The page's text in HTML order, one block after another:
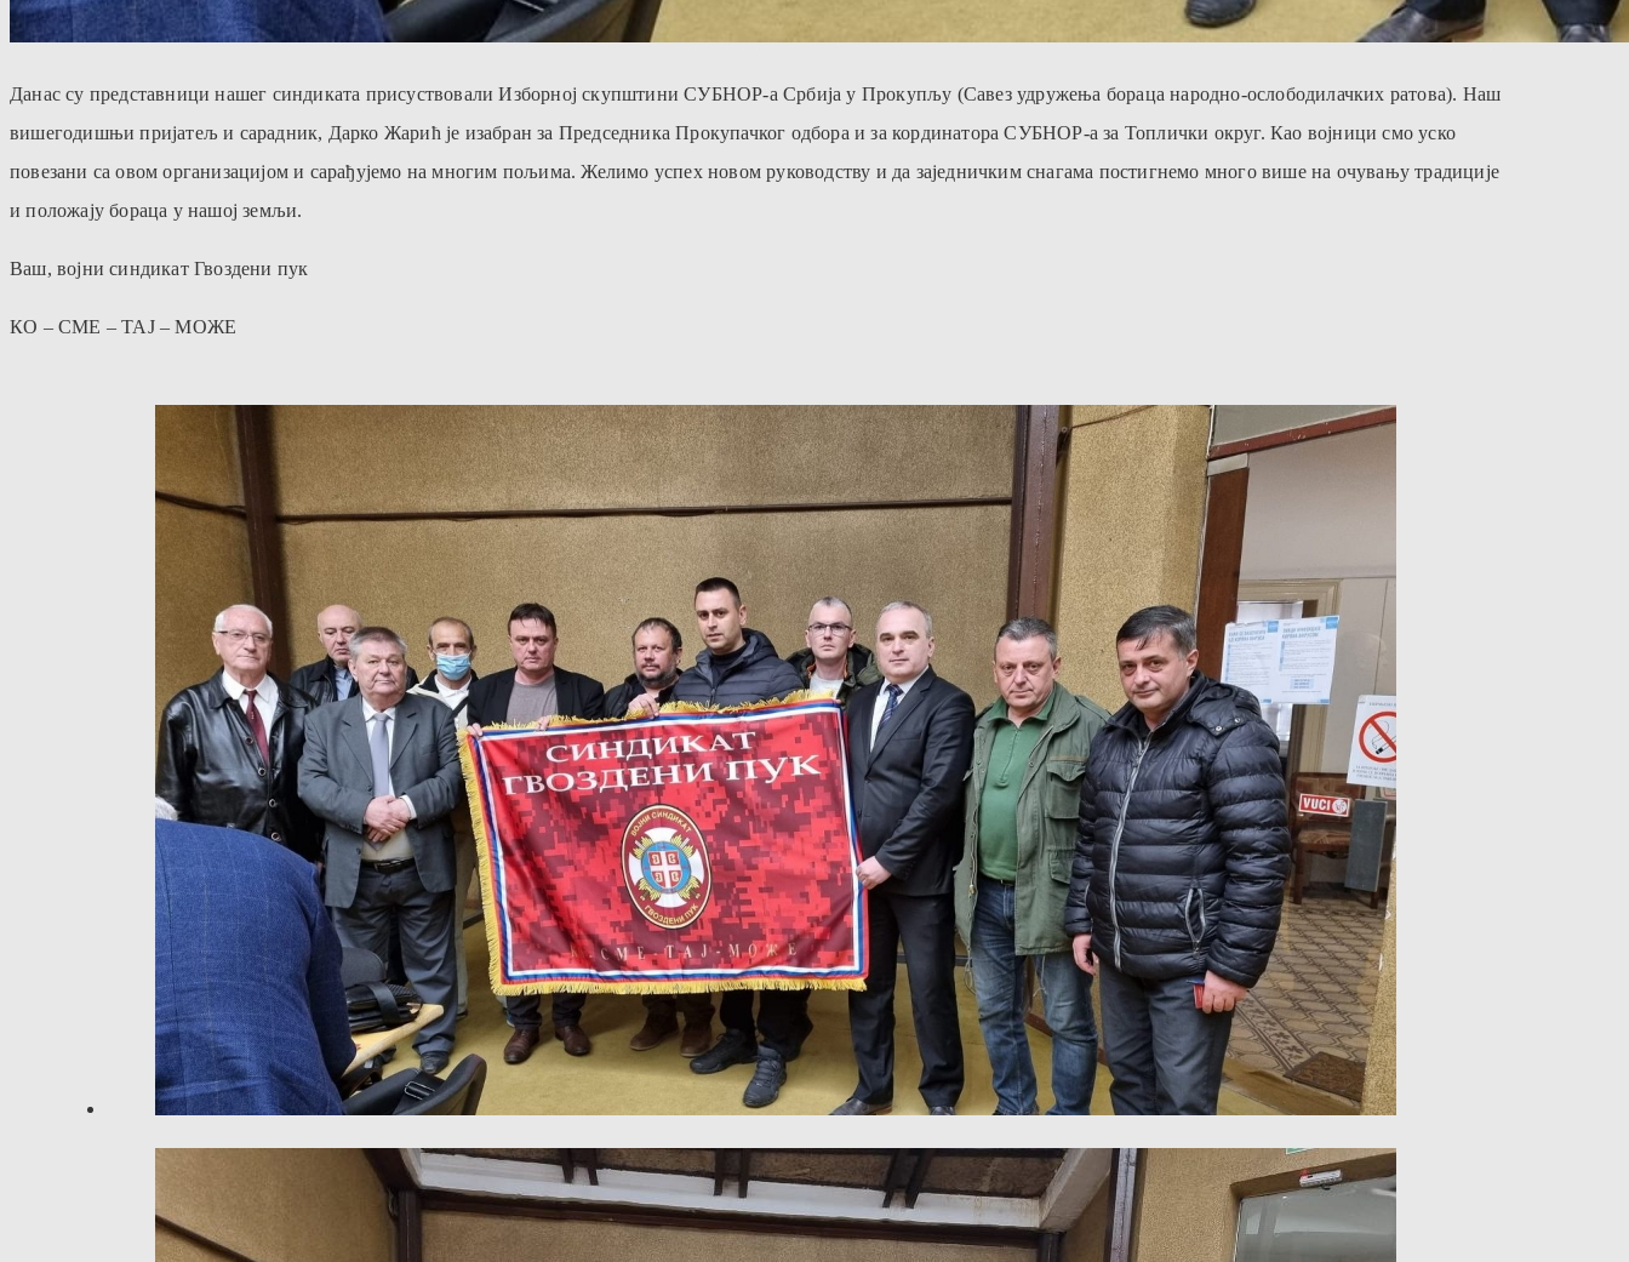
Данас су представници нашег синдиката присуствовали Изборној скупштини СУБНОР-а Србија у Прокупљу (Савез удружења бораца народно-ослободилачких ратова). Наш
вишегодишњи пријатељ и сарадник, Дарко Жарић је изабран за Председника Прокупачког одбора и за кординатора СУБНОР-а за Топлички округ. Као војници смо уско
повезани са овом организацијом и сарађујемо на многим пољима. Желимо успех новом руководству и да заједничким снагама постигнемо много више на очувању традиције
и положају бораца у нашој земљи.
Ваш, војни синдикат Гвоздени пук
КО – СМЕ – ТАЈ – МОЖЕ